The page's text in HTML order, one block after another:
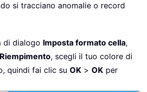
si tracciano anomalie o record
di dialogo Imposta formato cella,
Riempimento, scegli il tuo colore di
quindi fai clic su OK > OK per